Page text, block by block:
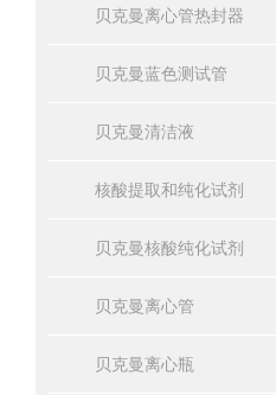
贝克曼离心管热封器
贝克曼蓝色测试管
贝克曼清洁液
核酸提取和纯化试剂
贝克曼核酸纯化试剂
贝克曼离心管
贝克曼离心瓶